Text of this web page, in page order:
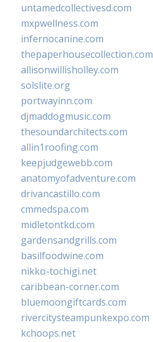
untamedcollectivesd.com
mxpwellness.com
infernocanine.com
thepaperhousecollection.com
allisonwillisholley.com
solslite.org
portwayinn.com
djmaddogmusic.com
thesoundarchitects.com
allin1roofing.com
keepjudgewebb.com
anatomyofadventure.com
drivancastillo.com
cmmedspa.com
midletontkd.com
gardensandgrills.com
basilfoodwine.com
nikko-tochigi.net
caribbean-corner.com
bluemoongiftcards.com
rivercitysteampunkexpo.com
kchoops.net